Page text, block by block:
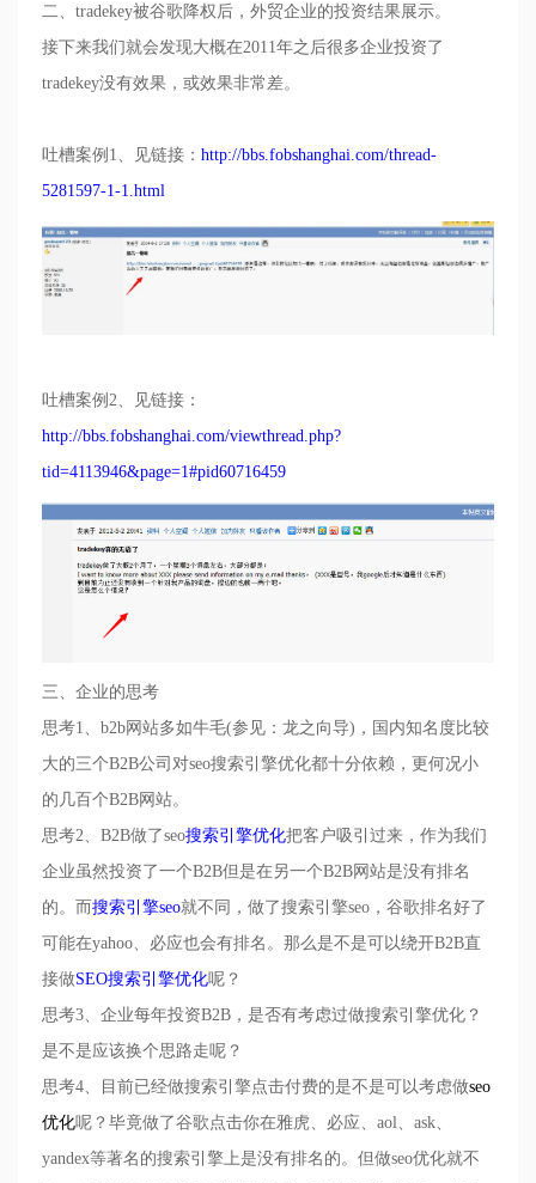
二、 tradekey被谷歌降权后，外贸企业的投资结果展示。
接下来我们就会发现大概在2011 年之后很多企业投资了
tradekey没有效果，或效果非常差。
吐槽案例 1 、见链接： http://bbs.fobshanghai.com/thread-
5281597-1-1.html
吐槽案例 2 、见链接：
http://bbs.fobshanghai.com/viewthread.php?
tid=4113946&page=1#pid60716459
三、企业的思考
思考1、 b2b网站多如牛毛(参见：龙之向导) ，国内知名度比较
大的三个B2B公司对seo搜索引擎优化都十分依赖，更何况小
的几百个B2B网站。
思考2、 B2B做了seo搜索引擎优化把客户吸引过来，作为我们
企业虽然投资了一个B2B但是在另一个B2B网站是没有排名
的。而搜索引擎seo就不同，做了搜索引擎seo ，谷歌排名好了
可能在yahoo、必应也会有排名。那么是不是可以绕开B2B直
接做SEO搜索引擎优化呢？
思考3、企业每年投资B2B ，是否有考虑过做搜索引擎优化？
是不是应该换个思路走呢？
思考4、目前已经做搜索引擎点击付费的是不是可以考虑做seo
优化呢？毕竟做了谷歌点击你在雅虎、必应、 aol、 ask、
yandex等著名的搜索引擎上是没有排名的。但做seo优化就不